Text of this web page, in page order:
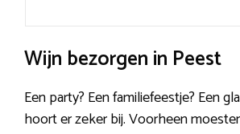
Wijn bezorgen in Peest
Een party? Een familiefeestje? Een
hoort er zeker bij. Voorheen